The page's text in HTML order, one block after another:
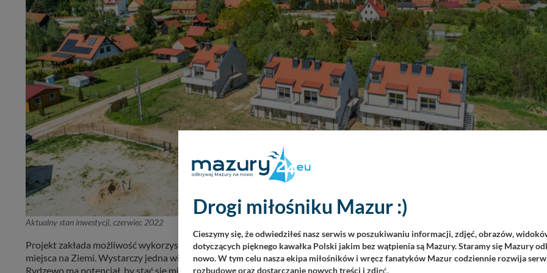
Aktualny stan inwestycji, czerwiec 2022
Projekt zakłada możliwość wykorzystania Apartamentów na różne sposoby. Pierwszym jest oczywiście odkrycie własnego
miejsca na Ziemi. Wystarczy jedna wizyta, by poczuć, że zamieszkanie w mazurskim raju będzie najlepszą decyzją w życiu.
Rydzewo ma potencjał, by stać się mieszkaniem dedykowanym w części do pracy zdalnej, można też prowadzić biznes lub
Drogi miłośniku Mazur :)
Cieszymy się, że odwiedziłeś nasz serwis w poszukiwaniu informacji, zdjęć, obrazów,
dotyczących pięknego kawałka Polski jakim bez wątpienia są Mazury. Staramy się Mazury
nowo. W tym celu nasza ekipa miłośników i wręcz fanatyków Mazur codziennie rozwija
rozbudowę oraz dostarczanie nowych treści i zdjęć.